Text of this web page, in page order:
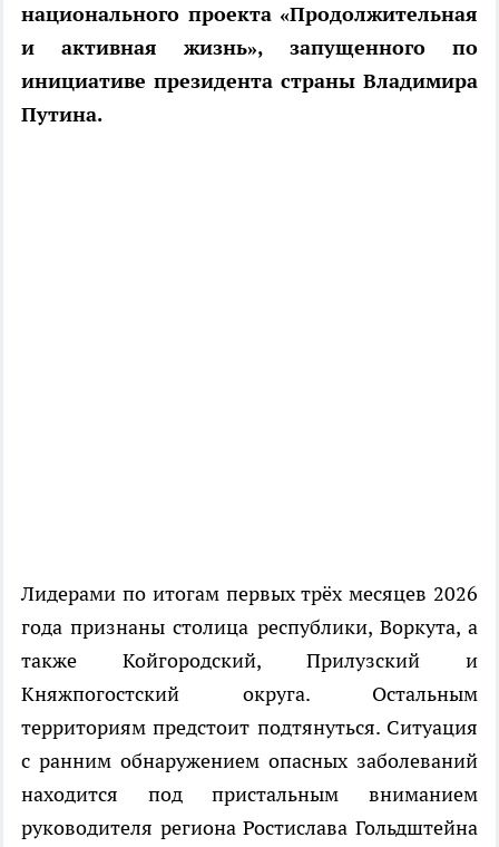
национального проекта «Продолжительная
и активная жизнь», запущенного по
инициативе президента страны Владимира
Путина.
Лидерами по итогам первых трёх месяцев 2026
года признаны столица республики, Воркута, а
также Койгородский, Прилузский и
Княжпогостский округа. Остальным
территориям предстоит подтянуться. Ситуация
с ранним обнаружением опасных заболеваний
находится под пристальным вниманием
руководителя региона Ростислава Гольдштейна